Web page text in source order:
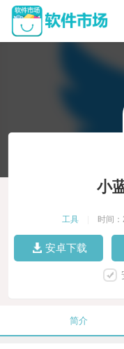
小
工具 时间
安卓下载
简介